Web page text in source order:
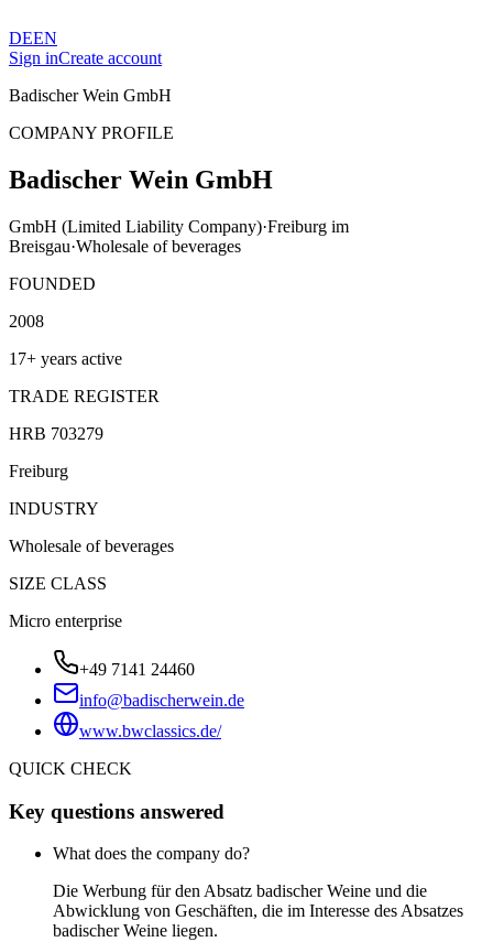
DEEN
Sign inCreate account
Badischer Wein GmbH
COMPANY PROFILE
Badischer Wein GmbH
GmbH (Limited Liability Company)·Freiburg im
Breisgau·Wholesale of beverages
FOUNDED
2008
17+ years active
TRADE REGISTER
HRB 703279
Freiburg
INDUSTRY
Wholesale of beverages
SIZE CLASS
Micro enterprise
+49 7141 24460
info@badischerwein.de
www.bwclassics.de/
QUICK CHECK
Key questions answered
What does the company do?
Die Werbung für den Absatz badischer Weine und die
Abwicklung von Geschäften, die im Interesse des Absatzes
badischer Weine liegen.